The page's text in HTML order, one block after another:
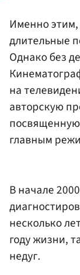
Именно этим,
длительные
Однако без
на
авторскую
посвященную
главным
В начале
несколько
году жизни,
недуг.